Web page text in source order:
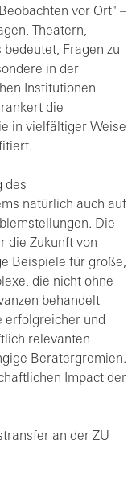
vor Ort" –
Theatern,
Fragen zu
in der
Institutionen
die
in vielfältiger Weise
des
natürlich auch auf
Die
die Zukunft von
Beispiele für große,
die nicht ohne
behandelt
erfolgreicher und
relevanten
Beratergremien.
Impact der
an der ZU